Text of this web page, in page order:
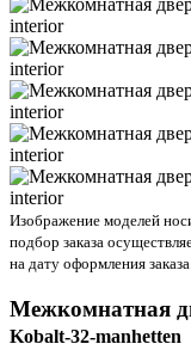
Изображение моделей
подбор заказа
на дату оформления
Межкомнатная
Kobalt-32-manhetten